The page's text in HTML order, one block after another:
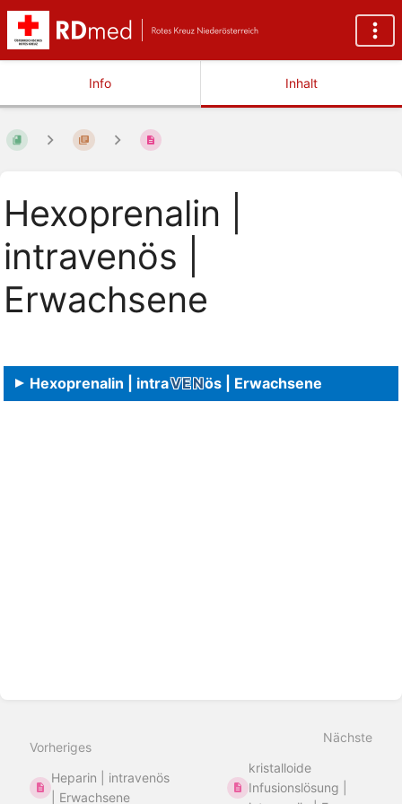
Info Inhalt
Hexoprenalin |
intravenös |
Erwachsene
Hexoprenalin | intraVENös | Erwachsene
Vorheriges
Heparin | intravenös
| Erwachsene
Nächste
kristalloide
Infusionslösung |